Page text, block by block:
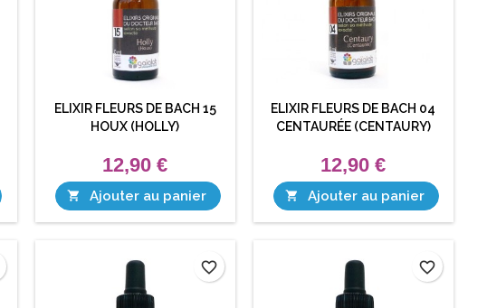
ELIXIR FLEURS DE BACH 15
HOUX (HOLLY)
12,90 €
 Ajouter au panier
ELIXIR FLEURS DE BACH 04
CENTAURÉE (CENTAURY)
12,90 €
 Ajouter au panier
favorite_border favorite_border